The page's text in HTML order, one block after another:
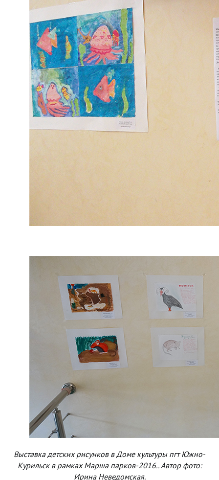
Выставка детских рисунков в Доме культуры пгт Южно-
Курильск в рамках Марша парков-2016.. Автор фото:
Ирина Неведомская.